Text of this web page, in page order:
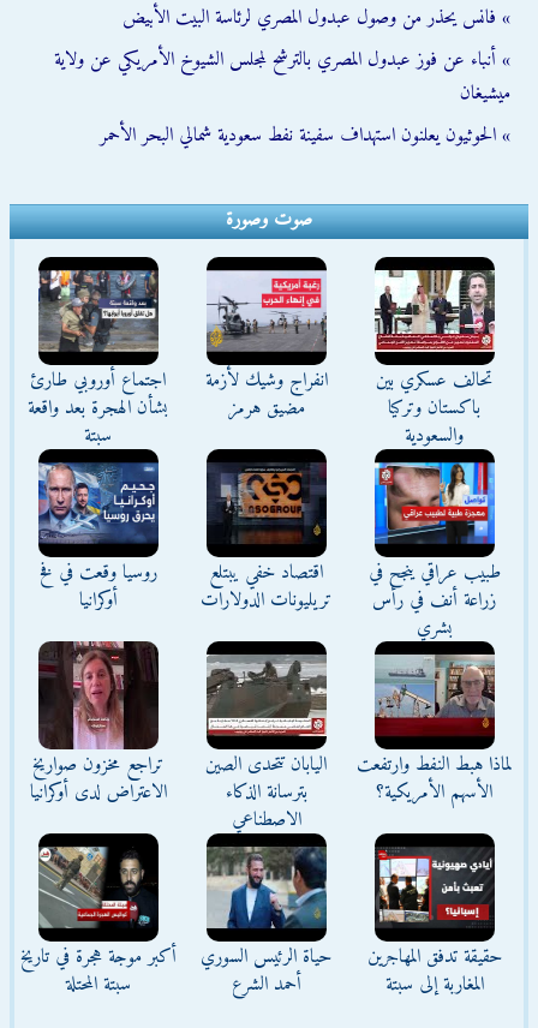
» فانس يحذر من وصول عبدول المصري لرئاسة البيت الأبيض
» أنباء عن فوز عبدول المصري بالترشح لمجلس الشيوخ الأمريكي عن ولاية
ميشيغان
» الحوثيون يعلنون استهداف سفينة نفط سعودية شمالي البحر الأحمر
صوت وصورة
تحالف عسكري بين
باكستان وتركيا
والسعودية
انفراج وشيك لأزمة
مضيق هرمز
اجتماع أوروبي طارئ
بشأن الهجرة بعد واقعة
سبتة
طبيب عراقي ينجح في
زراعة أنف في رأس
بشري
اقتصاد خفي يبتلع
تريليونات الدولارات
روسيا وقعت في فخ
أوكرانيا
لماذا هبط النفط وارتفعت
الأسهم الأمريكية؟
اليابان تتحدى الصين
بترسانة الذكاء
الاصطناعي
تراجع مخزون صواريخ
الاعتراض لدى أوكرانيا
حقيقة تدفق المهاجرين
المغاربة إلى سبتة
حياة الرئيس السوري
أحمد الشرع
أكبر موجة هجرة في تاريخ
سبتة المحتلة